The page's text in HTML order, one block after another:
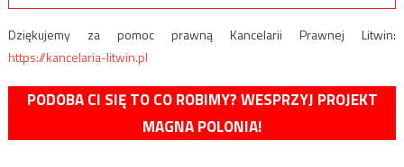
Dziękujemy za pomoc prawną Kancelarii Prawnej Litwin:
https://kancelaria-litwin.pl
PODOBA CI SIĘ TO CO ROBIMY? WESPRZYJ PROJEKT
MAGNA POLONIA!